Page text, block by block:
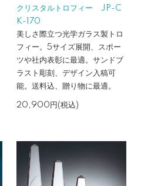
クリスタルトロフィー JP-C
K-170
美しさ際立つ光学ガラス製トロ
フィー。5サイズ展開、スポー
ツや社内表彰に最適。サンドブ
ラスト彫刻、デザイン入稿可
能。送料込、贈り物に最適。
20,900円(税込)